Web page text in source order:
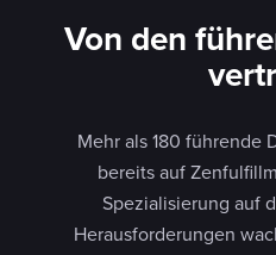
Von den
Mehr als 180 führende
bereits auf
Spezialisierung auf
Herausforderungen